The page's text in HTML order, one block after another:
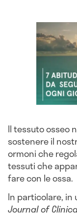
Il tessuto osseo
sostenere il
ormoni che
tessuti che
fare con le ossa.
In particolare, in
Journal of